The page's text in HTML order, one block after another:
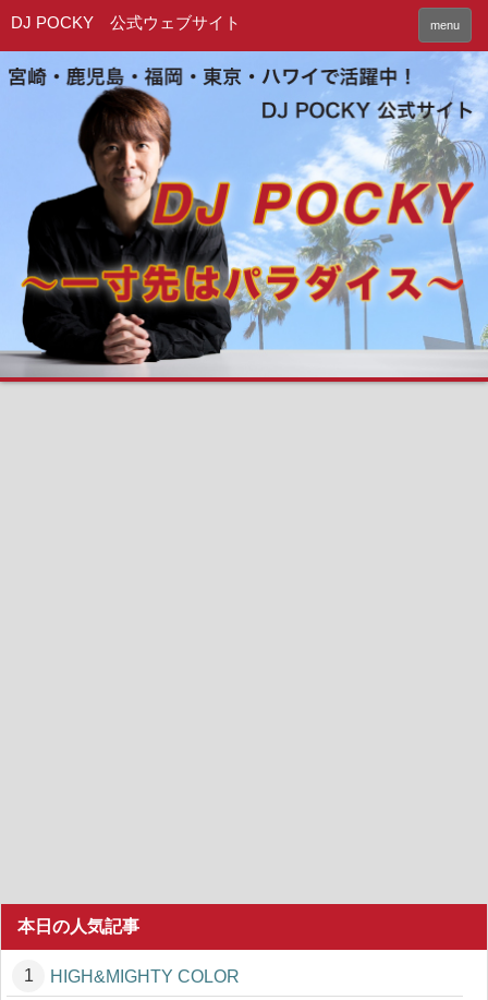
menu
DJ POCKY 公式ウェブサイト
本日の人気記事
HIGH&MIGHTY COLOR